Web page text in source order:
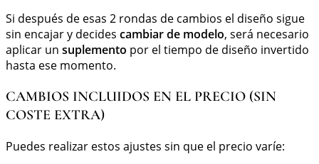
Si después de esas 2 rondas de cambios el diseño sigue
sin encajar y decides cambiar de modelo, será necesario
aplicar un suplemento por el tiempo de diseño invertido
hasta ese momento.
CAMBIOS INCLUIDOS EN EL PRECIO (SIN
COSTE EXTRA)
Puedes realizar estos ajustes sin que el precio varíe: